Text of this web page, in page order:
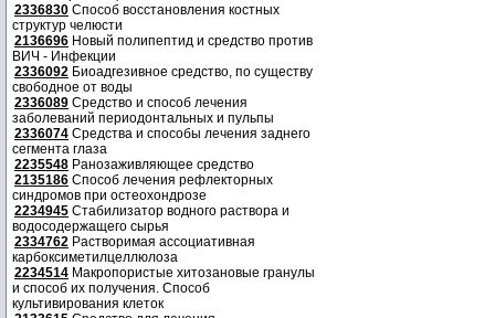
2336830 Способ восстановления костных
структур челюсти
2136696 Новый полипептид и средство против
ВИЧ - Инфекции
2336092 Биоадгезивное средство, по существу
свободное от воды
2336089 Средство и способ лечения
заболеваний периодонтальных и пульпы
2336074 Средства и способы лечения заднего
сегмента глаза
2235548 Ранозаживляющее средство
2135186 Способ лечения рефлекторных
синдромов при остеохондрозе
2234945 Стабилизатор водного раствора и
водосодержащего сырья
2334762 Растворимая ассоциативная
карбоксиметилцеллюлоза
2234514 Макропористые хитозановые гранулы
и способ их получения. Способ
культивирования клеток